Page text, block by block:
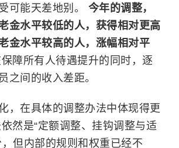
可能天差地别。 今年的调整，
金水平较低的人，获得相对更高
金水平较高的人，涨幅相对平
保障所有人待遇提升的同时，逐
之间的收入差距。
，在具体的调整办法中体现得更
然是“定额调整、挂钩调整与适
，但内部的规则和权重已经不